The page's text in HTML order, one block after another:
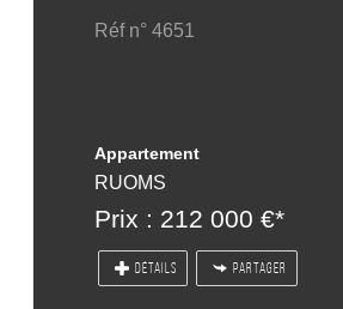
Réf n° 4651
Appartement
RUOMS
Prix : 212 000 €*
DÉTAILS PARTAGER